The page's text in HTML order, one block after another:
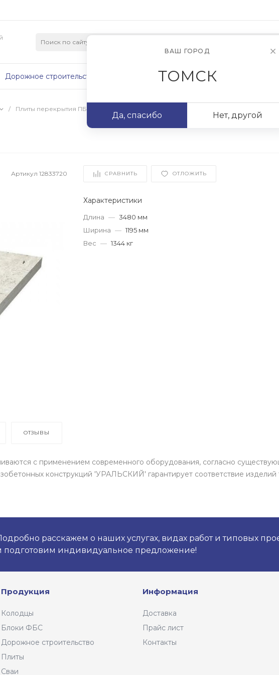
Дорожное строительство Сваи
/ Плиты перекрытия ПБ
Артикул12833720 СРАВНИТЬ ОТЛОЖИТЬ
Характеристики
Длина — 3480 мм
Ширина — 1195 мм
Вес — 1344 кг
ОТЗЫВЫ
с применением современного оборудования, согласно
конструкций 'УРАЛЬСКИЙ' гарантирует соответствие
расскажем о наших услугах, видах работ и типовых
подготовим индивидуальное предложение!
Продукция
Колодцы
Блоки ФБС
Дорожное строительство
Плиты
Сваи
Информация
Доставка
Прайс лист
Контакты
ВАШ ГОРОД
ТОМСК
Да, спасибо Нет, другой